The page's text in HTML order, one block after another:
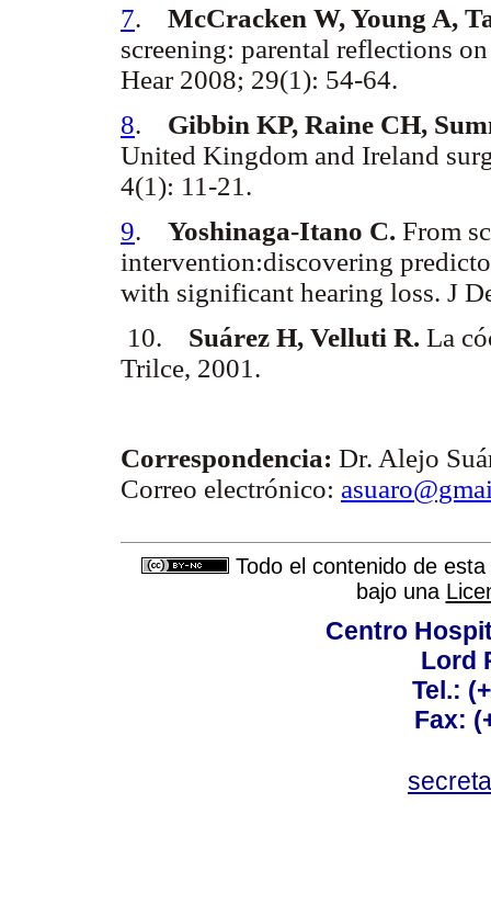
7. McCracken W, Young A,
screening: parental reflections
Hear 2008; 29(1): 54-64.
8. Gibbin KP, Raine CH,
United Kingdom and Ireland
4(1): 11-21.
9. Yoshinaga-Itano C. From
intervention:discovering
with significant hearing loss. J
10. Suárez H, Velluti R. La
Trilce, 2001.
Correspondencia: Dr. Alejo
Correo electrónico:
Todo el contenido de
bajo una
Centro
Lord
Tel.:
Fax: